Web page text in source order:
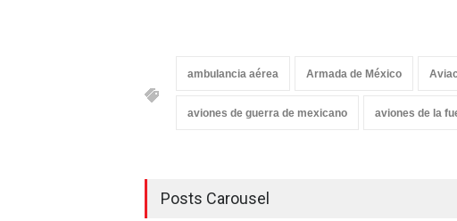
ambulancia aérea Armada de México
aviones de guerra de mexicano aviones de la
Posts Carousel